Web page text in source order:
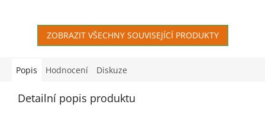
ZOBRAZIT VŠECHNY SOUVISEJÍCÍ PRODUKTY
Popis Hodnocení Diskuze
Detailní popis produktu